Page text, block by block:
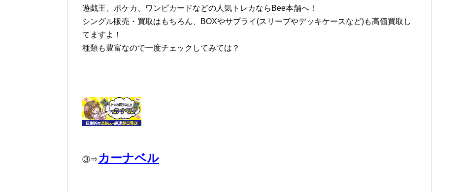
遊戯王、ポケカ、ワンピカードなどの人気トレカならBee本舗へ！
シングル販売・買取はもちろん、BOXやサプライ(スリーブやデッキケースなど)も高価買取し
てますよ！
種類も豊富なので一度チェックしてみては？
③⇒ カーナベル